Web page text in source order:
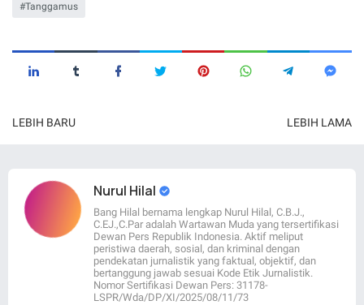
Tanggamus
LEBIH BARU LEBIH LAMA
Nurul Hilal
Bang Hilal bernama lengkap Nurul Hilal, C.B.J.,
C.EJ.,C.Par adalah Wartawan Muda yang tersertifikasi
Dewan Pers Republik Indonesia. Aktif meliput
peristiwa daerah, sosial, dan kriminal dengan
pendekatan jurnalistik yang faktual, objektif, dan
bertanggung jawab sesuai Kode Etik Jurnalistik.
Nomor Sertifikasi Dewan Pers: 31178-
LSPR/Wda/DP/XI/2025/08/11/73